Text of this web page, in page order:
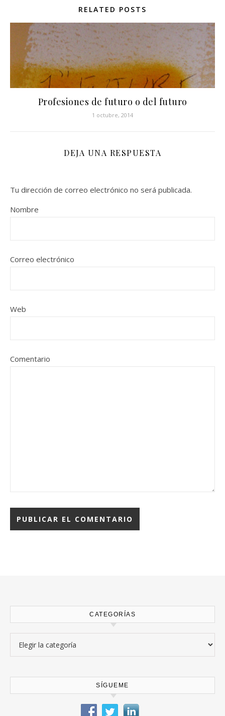
RELATED POSTS
Profesiones de futuro o del futuro
1 octubre, 2014
DEJA UNA RESPUESTA
Tu dirección de correo electrónico no será publicada.
Nombre
Correo electrónico
Web
Comentario
CATEGORÍAS
SÍGUEME